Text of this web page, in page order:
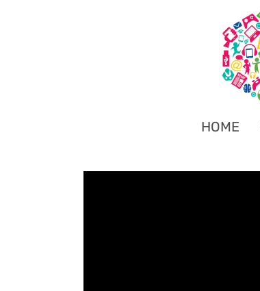
HOME